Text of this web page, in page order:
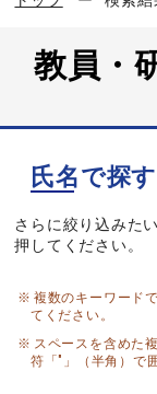
教員・
氏名で探す
さらに絞り込みた
押してください。
複数のキーワード
てください。
スペースを含めた
符「"」（半角）で